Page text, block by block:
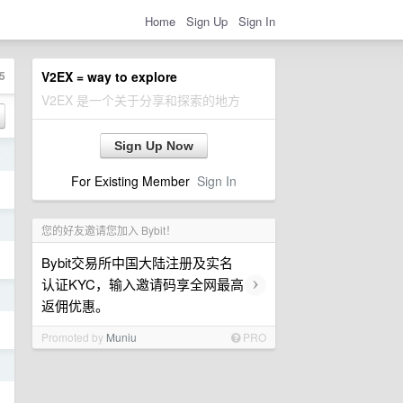
Home Sign Up Sign In
V2EX = way to explore
V2EX 是一个关于分享和探索的地方
Sign Up Now
For Existing Member Sign In
您的好友邀请您加入 Bybit！
Bybit交易所中国大陆注册及实名
认证KYC，输入邀请码享全网最高
返佣优惠。
›
Promoted by Muniu PRO